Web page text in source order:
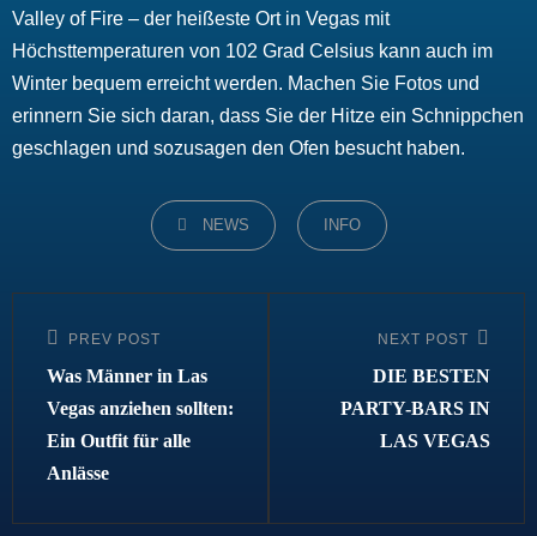
Valley of Fire – der heißeste Ort in Vegas mit
Höchsttemperaturen von 102 Grad Celsius kann auch im
Winter bequem erreicht werden. Machen Sie Fotos und
erinnern Sie sich daran, dass Sie der Hitze ein Schnippchen
geschlagen und sozusagen den Ofen besucht haben.
CATEGORIES
NEWS INFO
Previous
Post
PREV POST
Was Männer in Las
Vegas anziehen sollten:
Ein Outfit für alle
Anlässe
NEXT POST
DIE BESTEN
PARTY-BARS IN
LAS VEGAS